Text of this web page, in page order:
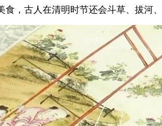
食，古人在清明时节还会斗草、拔河